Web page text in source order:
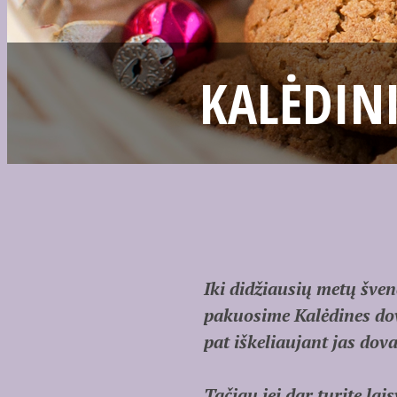
Iki didžiausių metų
pakuosime Kalėdines
pat iškeliaujant jas